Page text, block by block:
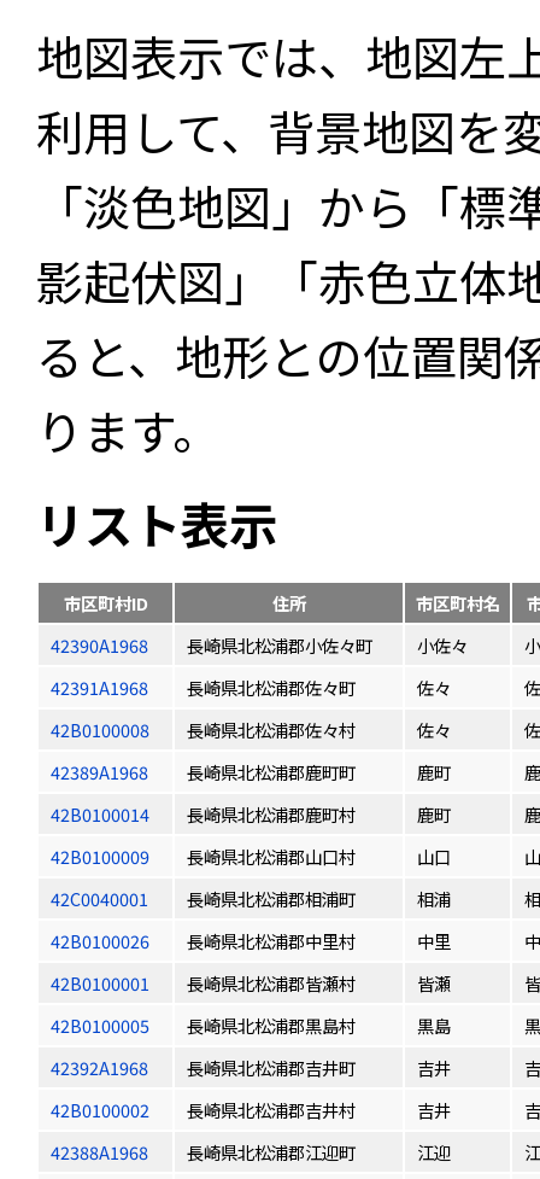
地図表示では、地図左
利用して、背景地図を
「淡色地図」から「
影起伏図」「赤色立体
ると、地形との位置関
ります。
リスト表示
市区町村ID 住所 市区町村名
42390A1968
長崎県北松浦郡小佐々町 小佐々
42391A1968
長崎県北松浦郡佐々町 佐々
42B0100008
長崎県北松浦郡佐々村 佐々
42389A1968
長崎県北松浦郡鹿町町 鹿町
42B0100014
長崎県北松浦郡鹿町村 鹿町
42B0100009
長崎県北松浦郡山口村 山口
42C0040001
長崎県北松浦郡相浦町 相浦
42B0100026
長崎県北松浦郡中里村 中里
42B0100001
長崎県北松浦郡皆瀬村 皆瀬
42B0100005
長崎県北松浦郡黒島村 黒島
42392A1968
長崎県北松浦郡吉井町 吉井
42B0100002
長崎県北松浦郡吉井村 吉井
42388A1968
長崎県北松浦郡江迎町 江迎